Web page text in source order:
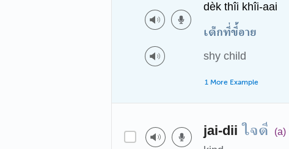
dèk thîi khîi-aai
เด็กที่ขี้อาย
shy child
1 More Example
jai-dii ใจดี (a)